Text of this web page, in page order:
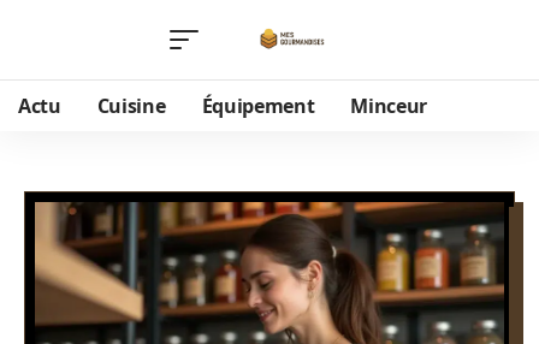
Actu Cuisine Équipement Minceur